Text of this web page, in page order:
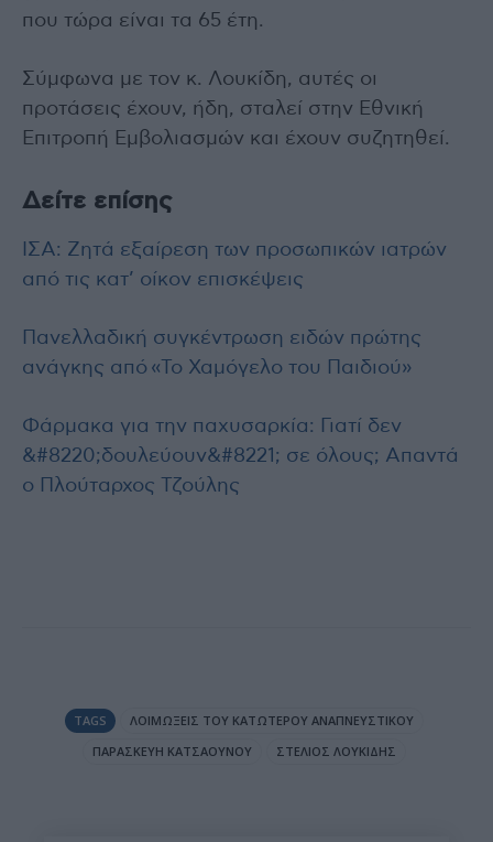
που τώρα είναι τα 65 έτη.
Σύμφωνα με τον κ. Λουκίδη, αυτές οι
προτάσεις έχουν, ήδη, σταλεί στην Εθνική
Επιτροπή Εμβολιασμών και έχουν συζητηθεί.
Δείτε επίσης
ΙΣΑ: Ζητά εξαίρεση των προσωπικών ιατρών
από τις κατ’ οίκον επισκέψεις
Πανελλαδική συγκέντρωση ειδών πρώτης
ανάγκης από «Το Χαμόγελο του Παιδιού»
Φάρμακα για την παχυσαρκία: Γιατί δεν
&#8220;δουλεύουν&#8221; σε όλους; Απαντά
ο Πλούταρχος Τζούλης
TAGS
ΛΟΙΜΏΞΕΙΣ ΤΟΥ ΚΑΤΏΤΕΡΟΥ ΑΝΑΠΝΕΥΣΤΙΚΟΎ
ΠΑΡΑΣΚΕΥΉ ΚΑΤΣΑΟΎΝΟΥ
ΣΤΈΛΙΟΣ ΛΟΥΚΊΔΗΣ